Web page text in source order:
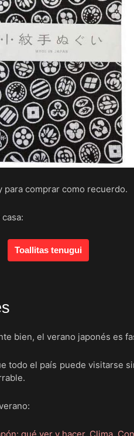
para comprar como recuerdo.
Toallitas tenugui
bien, el verano japonés es
todo el país puede visitarse